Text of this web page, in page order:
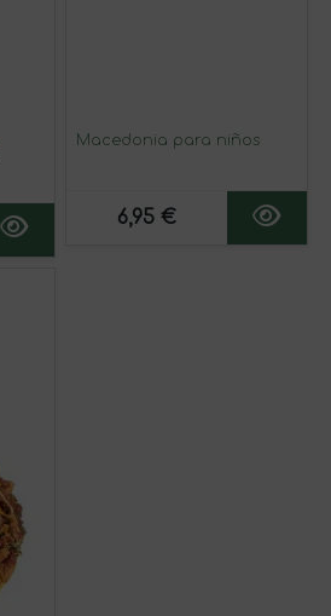
Macedonia para niños
6,95 €